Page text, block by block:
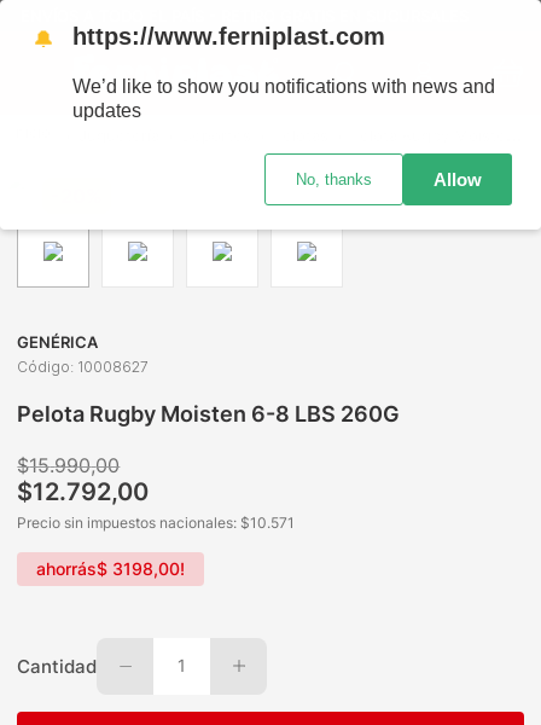
GENÉRICA
Código: 10008627
Pelota Rugby Moisten 6-8 LBS 260G
$15.990,00
$12.792,00
Precio sin impuestos nacionales: $10.571
ahorrás$ 3198,00!
Cantidad 1
🔔 https://www.ferniplast.com
We’d like to show you notifications with news and
updates
No, thanks Allow